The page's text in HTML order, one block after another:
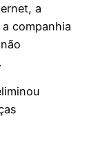
a
a companhia